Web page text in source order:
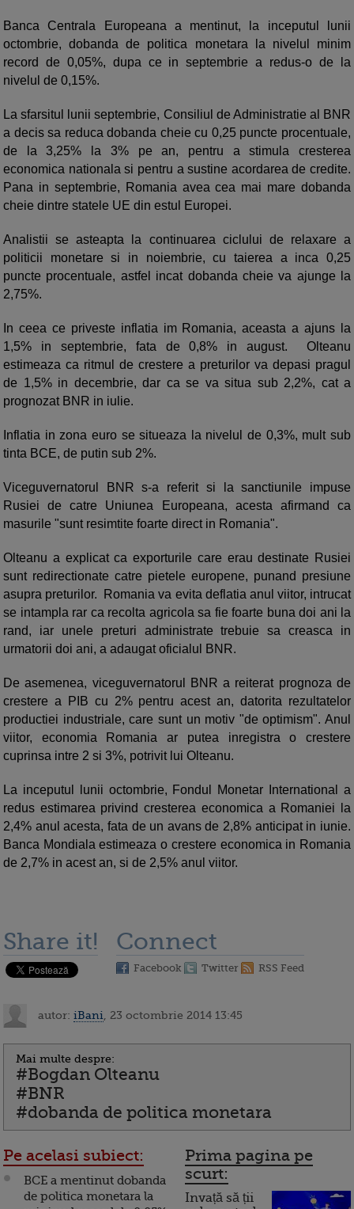
Banca Centrala Europeana a mentinut, la inceputul lunii
octombrie, dobanda de politica monetara la nivelul minim
record de 0,05%, dupa ce in septembrie a redus-o de la
nivelul de 0,15%.
La sfarsitul lunii septembrie, Consiliul de Administratie al BNR
a decis sa reduca dobanda cheie cu 0,25 puncte procentuale,
de la 3,25% la 3% pe an, pentru a stimula cresterea
economica nationala si pentru a sustine acordarea de credite.
Pana in septembrie, Romania avea cea mai mare dobanda
cheie dintre statele UE din estul Europei.
Analistii se asteapta la continuarea ciclului de relaxare a
politicii monetare si in noiembrie, cu taierea a inca 0,25
puncte procentuale, astfel incat dobanda cheie va ajunge la
2,75%.
In ceea ce priveste inflatia im Romania, aceasta a ajuns la
1,5% in septembrie, fata de 0,8% in august. Olteanu
estimeaza ca ritmul de crestere a preturilor va depasi pragul
de 1,5% in decembrie, dar ca se va situa sub 2,2%, cat a
prognozat BNR in iulie.
Inflatia in zona euro se situeaza la nivelul de 0,3%, mult sub
tinta BCE, de putin sub 2%.
Viceguvernatorul BNR s-a referit si la sanctiunile impuse
Rusiei de catre Uniunea Europeana, acesta afirmand ca
masurile "sunt resimtite foarte direct in Romania".
Olteanu a explicat ca exporturile care erau destinate Rusiei
sunt redirectionate catre pietele europene, punand presiune
asupra preturilor. Romania va evita deflatia anul viitor, intrucat
se intampla rar ca recolta agricola sa fie foarte buna doi ani la
rand, iar unele preturi administrate trebuie sa creasca in
urmatorii doi ani, a adaugat oficialul BNR.
De asemenea, viceguvernatorul BNR a reiterat prognoza de
crestere a PIB cu 2% pentru acest an, datorita rezultatelor
productiei industriale, care sunt un motiv "de optimism". Anul
viitor, economia Romania ar putea inregistra o crestere
cuprinsa intre 2 si 3%, potrivit lui Olteanu.
La inceputul lunii octombrie, Fondul Monetar International a
redus estimarea privind cresterea economica a Romaniei la
2,4% anul acesta, fata de un avans de 2,8% anticipat in iunie.
Banca Mondiala estimeaza o crestere economica in Romania
de 2,7% in acest an, si de 2,5% anul viitor.
Share it! Connect
Facebook Twitter RSS Feed
autor: iBani , 23 octombrie 2014 13:45
Mai multe despre:
#Bogdan Olteanu
#BNR
#dobanda de politica monetara
Pe acelasi subiect:
BCE a mentinut dobanda
de politica monetara la
Prima pagina pe
scurt:
Invață să ții